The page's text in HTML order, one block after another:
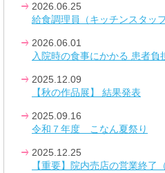
2026.06.25
給食調理員（キッチンスタッフ
2026.06.01
入院時の食事にかかる 患者負
2025.12.09
【秋の作品展】 結果発表
2025.09.16
令和７年度 こなん夏祭り
2025.12.25
【重要】院内売店の営業終了